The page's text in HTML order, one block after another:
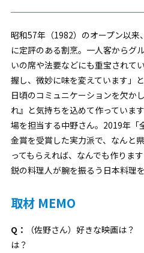
昭和57年（1982）のオープン以
に定評のある割烹。一人客からグ
いの席や法要などにも重宝されて
握し、微妙に味を変えています」
日頃のコミュニケーションを欠か
れ』と気持ちを込めて作っていま
場を担当する中野さん。2019年「
金賞を受賞した実力派で、なんと
ってもらえれば、なんでも作りま
鋭の料理人が腕を振るう日本料理
取材 MEMO
Q：
（佐野さん）好きな映画は
は？